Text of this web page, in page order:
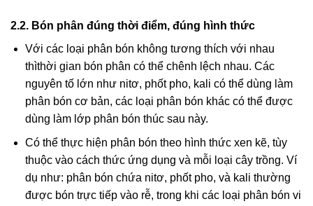
2.2. Bón phân đúng thời điểm, đúng hình thức
Với các loại phân bón không tương thích với nhau
thìthời gian bón phân có thể chênh lệch nhau. Các
nguyên tố lớn như nitơ, phốt pho, kali có thể dùng làm
phân bón cơ bản, các loại phân bón khác có thể được
dùng làm lớp phân bón thúc sau này.
Có thể thực hiện phân bón theo hình thức xen kẽ, tùy
thuộc vào cách thức ứng dụng và mỗi loại cây trồng. Ví
dụ như: phân bón chứa nitơ, phốt pho, và kali thường
được bón trực tiếp vào rễ, trong khi các loại phân bón vi